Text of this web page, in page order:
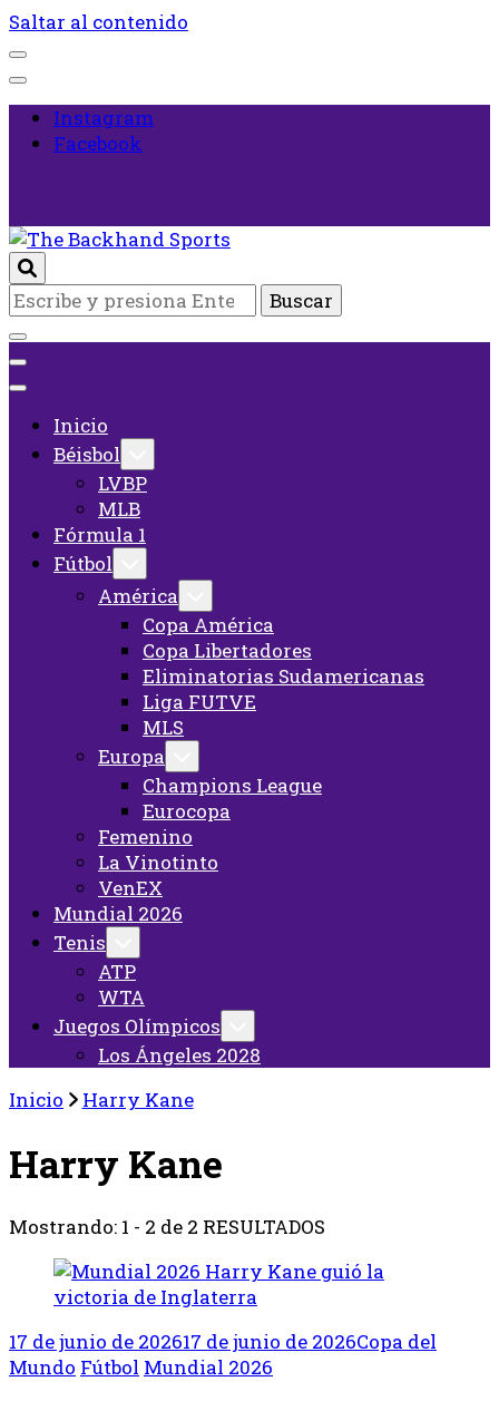
Saltar al contenido
Instagram
Facebook
The Backhand Sports
Inicio
¿Buscas
algo?
Inicio
Béisbol
LVBP
MLB
Fórmula 1
Fútbol
América
Copa América
Copa Libertadores
Eliminatorias Sudamericanas
Liga FUTVE
MLS
Europa
Champions League
Eurocopa
Femenino
La Vinotinto
VenEX
Mundial 2026
Tenis
ATP
WTA
Juegos Olímpicos
Los Ángeles 2028
Inicio
Harry Kane
Harry Kane
Mostrando: 1 - 2 de 2 RESULTADOS
17 de junio de 202617 de junio de 2026Copa del
Mundo Fútbol Mundial 2026